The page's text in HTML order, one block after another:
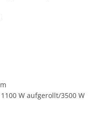
W aufgerollt/3500 W